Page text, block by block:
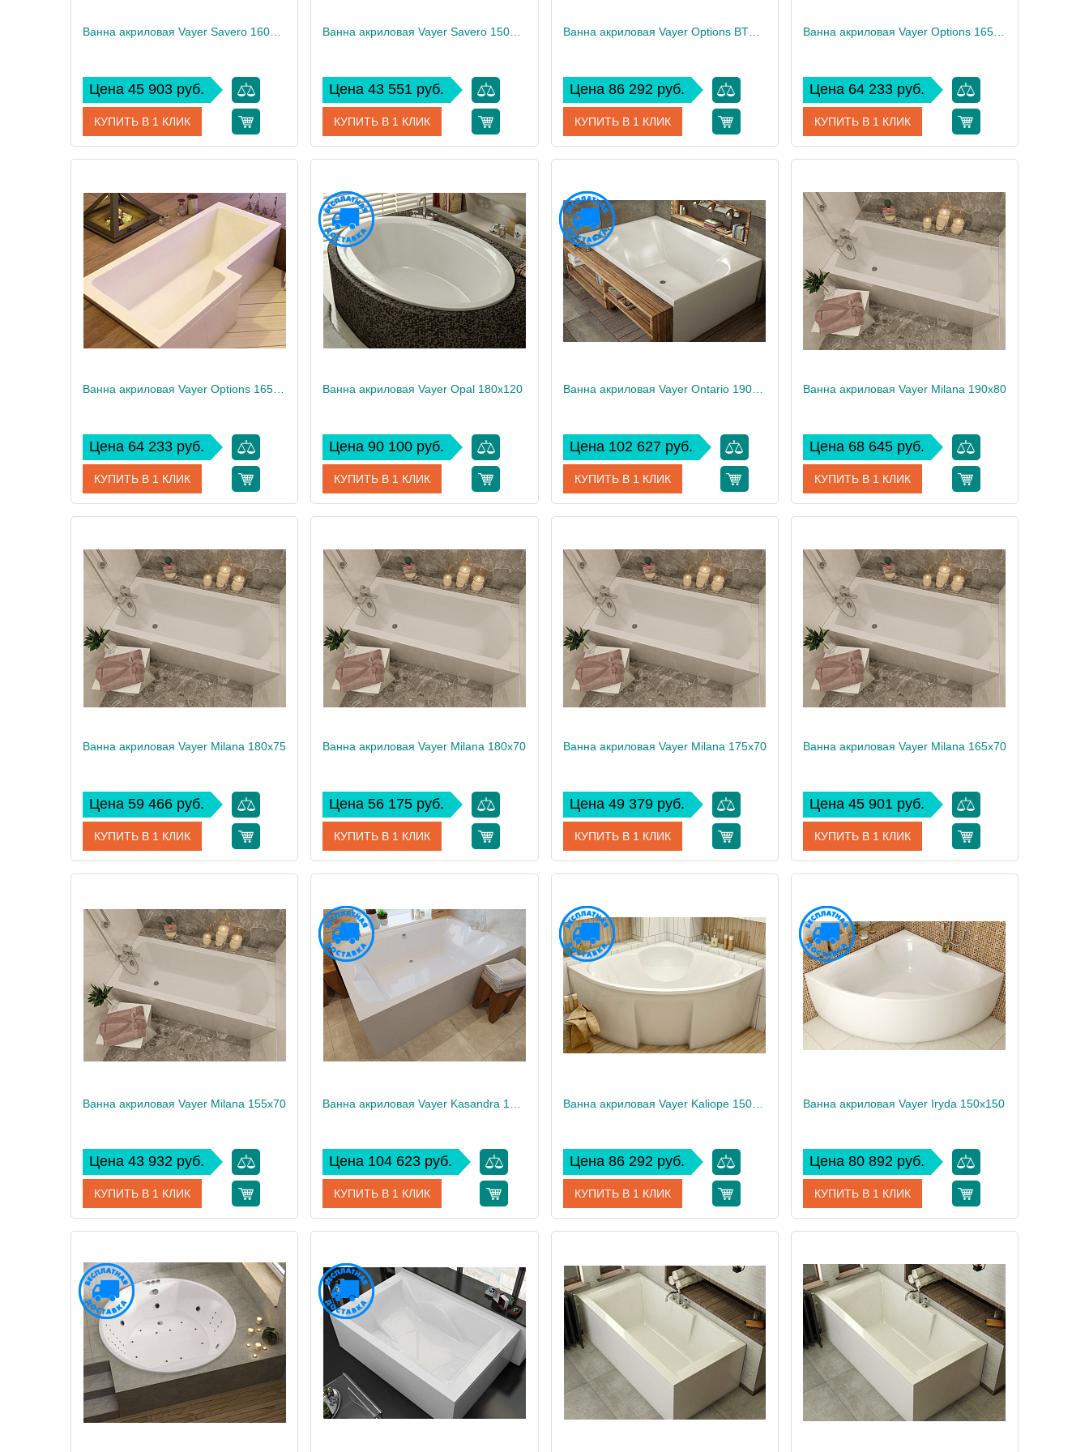
Цена 45 903 руб.
КУПИТЬ В 1 КЛИК
Производитель Vayer
Высота, см 61
Вес, кг 27
Цена 43 551 руб.
КУПИТЬ В 1 КЛИК
Производитель Vayer
Высота, см 61
Вес, кг 25
Ванна акриловая Vayer Options BTW 180x85
Цена 86 292 руб.
КУПИТЬ В 1 КЛИК
Производитель Vayer
Высота, см 60
Вес, кг 33
Ванна акриловая Vayer Options 165х85/70 R
Цена 64 233 руб.
КУПИТЬ В 1 КЛИК
Производитель Vayer
Высота, см 61
Вес, кг
Цена 64 233 руб.
КУПИТЬ В 1 КЛИК
Производитель Vayer
Высота, см 61
Вес, кг
Ванна акриловая Vayer Opal 180x120
Цена 90 100 руб.
КУПИТЬ В 1 КЛИК
Производитель Vayer
Высота, см 60
Вес, кг
Ванна акриловая Vayer Ontario 190x125
Цена 102 627 руб.
КУПИТЬ В 1 КЛИК
Производитель Vayer
Высота, см 63
Вес, кг
Ванна акриловая Vayer Milana 190x80
Цена 68 645 руб.
КУПИТЬ В 1 КЛИК
Производитель Vayer
Высота, см 61
Вес, кг
Ванна акриловая Vayer Milana 180x75
Цена 59 466 руб.
КУПИТЬ В 1 КЛИК
Производитель Vayer
Высота, см 61
Вес, кг
Ванна акриловая Vayer Milana 180x70
Цена 56 175 руб.
КУПИТЬ В 1 КЛИК
Производитель
Высота, см 61
Вес, кг 28
Ванна акриловая Vayer Milana 175x70
Цена 49 379 руб.
КУПИТЬ В 1 КЛИК
Производитель Vayer
Высота, см 61
Вес, кг 27
Ванна акриловая Vayer Milana 165x70
Цена 45 901 руб.
КУПИТЬ В 1 КЛИК
Производитель Vayer
Высота, см 61
Вес, кг 25
Ванна акриловая Vayer Milana 155x70
Цена 43 932 руб.
КУПИТЬ В 1 КЛИК
Производитель Vayer
Высота, см 61
Вес, кг 25
Цена 104 623 руб.
КУПИТЬ В 1 КЛИК
Производитель Vayer
Высота, см 61
Вес, кг 45
Ванна акриловая Vayer Kaliope 150x150
Цена 86 292 руб.
КУПИТЬ В 1 КЛИК
Производитель Vayer
Высота, см 67
Вес, кг 40
Ванна акриловая Vayer Iryda 150x150
Цена 80 892 руб.
КУПИТЬ В 1 КЛИК
Производитель Vayer
Высота, см 63
Вес, кг 39